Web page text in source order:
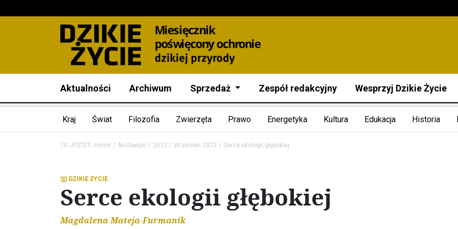
Aktualności Archiwum Sprzedaż Zespół redakcyjny Wesprzyj Dzikie Życie
Kraj Świat Filozofia Zwierzęta Prawo Energetyka Kultura Edukacja Historia
TU JESTEŚ: Home Archiwum 2022 Wrzesień 2022 Serce ekologii głębokiej
DZIKIE ŻYCIE
Serce ekologii głębokiej
Magdalena Mateja-Furmanik